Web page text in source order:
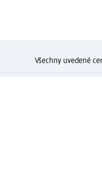
Všechny uvedené